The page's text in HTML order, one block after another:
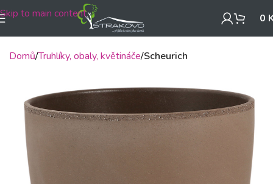
Skip to main content 0
Domů Truhlíky, obaly, květináče Scheurich